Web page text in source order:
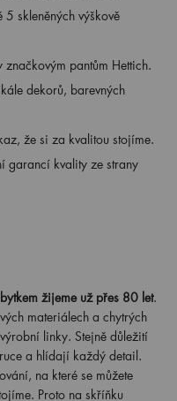
skleněných výškově
pantům Hettich.
dekorů, barevných
že si za kvalitou stojíme.
garancí kvality ze strany
žijeme už přes 80 let.
materiálech a chytrých
linky. Stejně důležití
a hlídají každý detail.
na které se můžete
Proto na skříňku